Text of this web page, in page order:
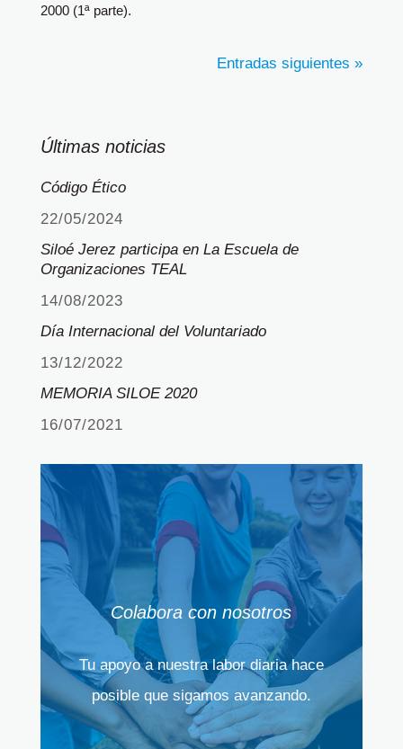
2000 (1ª parte).
Entradas siguientes »
Últimas noticias
Código Ético
22/05/2024
Siloé Jerez participa en La Escuela de
Organizaciones TEAL
14/08/2023
Día Internacional del Voluntariado
13/12/2022
MEMORIA SILOE 2020
16/07/2021
Colabora con nosotros
Tu apoyo a nuestra labor diaria hace
posible que sigamos avanzando.